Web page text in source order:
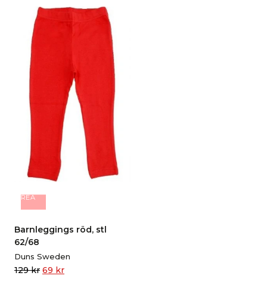
REA
Barnleggings röd, stl
62/68
Duns Sweden
129kr 69 kr